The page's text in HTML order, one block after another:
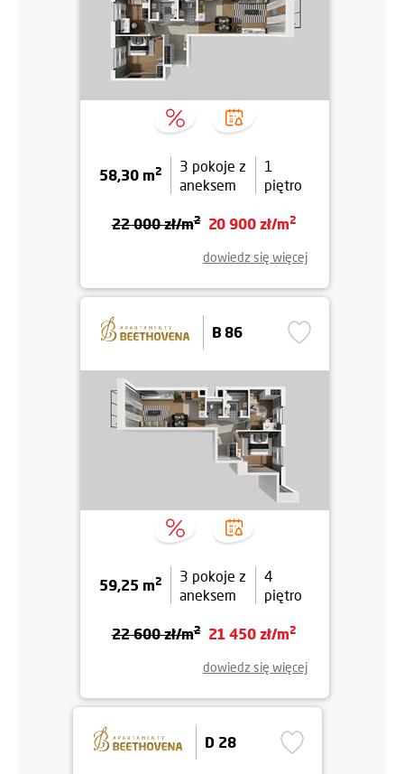
58,30 m2
3 pokoje z
aneksem
1
piętro
22 000 zł/m2 20 900 zł/m2
dowiedz się więcej
B 86
59,25 m2
3 pokoje z
aneksem
4
piętro
22 600 zł/m2 21 450 zł/m2
dowiedz się więcej
D 28